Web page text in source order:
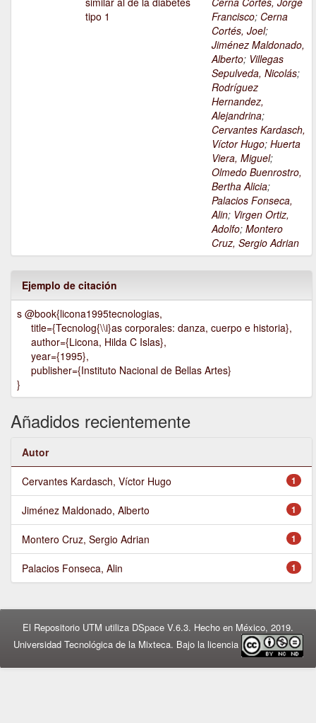
tipo 1
Francisco; Cerna
Cortés, Joel;
Jiménez Maldonado,
Alberto; Villegas
Sepulveda, Nicolás;
Rodríguez
Hernandez,
Alejandrina;
Cervantes Kardasch,
Víctor Hugo; Huerta
Viera, Miguel;
Olmedo Buenrostro,
Bertha Alicia;
Palacios Fonseca,
Alin; Virgen Ortiz,
Adolfo; Montero
Cruz, Sergio Adrian
Ejemplo de citación
s @book{licona1995tecnologias,
title={Tecnolog{\\i}as corporales: danza, cuerpo e historia},
author={Licona, Hilda C Islas},
year={1995},
publisher={Instituto Nacional de Bellas Artes}
}
Añadidos recientemente
Autor
1
Cervantes Kardasch, Víctor Hugo
1
Jiménez Maldonado, Alberto
1
Montero Cruz, Sergio Adrian
1
Palacios Fonseca, Alin
El Repositorio UTM utiliza DSpace V.6.3. Hecho en México, 2019.
Universidad Tecnológica de la Mixteca. Bajo la licencia